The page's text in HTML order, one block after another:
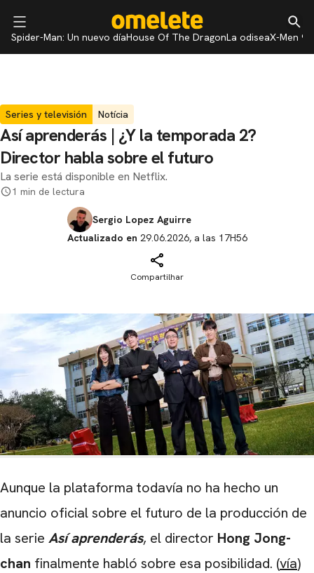
Spider-Man: Un nuevo díaHouse Of The DragonLa odiseaX-Men 97
Series y televisión Notícia
Así aprenderás | ¿Y la temporada 2?
Director habla sobre el futuro
La serie está disponible en Netflix.
1 min de lectura
Sergio Lopez Aguirre
Actualizado en 29.06.2026, a las 17H56
Compartilhar
Aunque la plataforma todavía no ha hecho un
anuncio oficial sobre el futuro de la producción de
la serie Así aprenderás, el director Hong Jong-
chan finalmente habló sobre esa posibilidad. (vía)